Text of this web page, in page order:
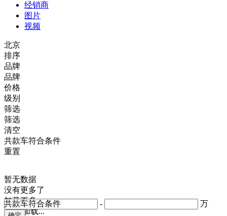
经销商
图片
视频
北京
排序
品牌
品牌
价格
- 万
级别
共款车符合条件
筛选
筛选
清空
共款车符合条件
重置
暂无数据
没有更多了
加载更多
正在加载...